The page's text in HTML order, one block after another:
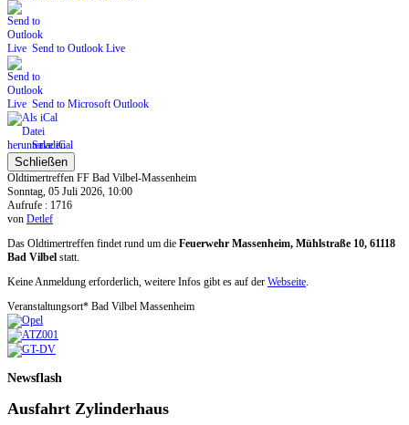
Send to Outlook Live
Send to Microsoft Outlook
Save iCal
Schließen
Oldtimertreffen FF Bad Vilbel-Massenheim
Sonntag, 05 Juli 2026, 10:00
Aufrufe : 1716
von Detlef
Das Oldtimertreffen findet rund um die Feuerwehr Massenheim, Mühlstraße 10, 61118
Bad Vilbel statt.
Keine Anmeldung erforderlich, weitere Infos gibt es auf der Webseite
Veranstaltungsort* Bad Vilbel Massenheim
Newsflash
Ausfahrt Zylinderhaus